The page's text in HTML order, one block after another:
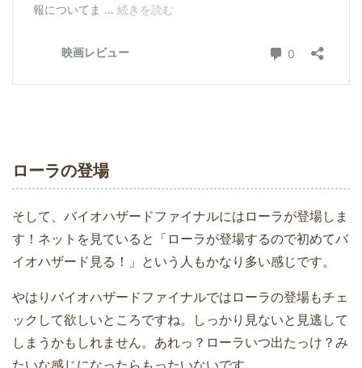
ローラの登場
そして、バイオハザードファイナルにはローラが登場しま
す！ネットを見ていると「ローラが登場するので初めてバ
イオハザード見る！」という人もかなり多い感じです。
やはりバイオハザードファイナルではローラの登場もチェ
ックして欲しいところですね。しっかり見ないと見逃して
しまうかもしれません。あれっ？ローラいつ出たっけ？み